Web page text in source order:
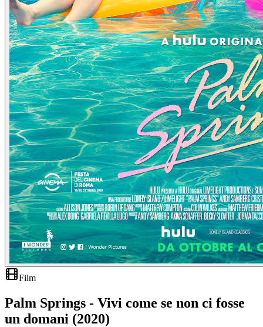
Film
Palm Springs - Vivi come se non ci fosse
un domani (2020)